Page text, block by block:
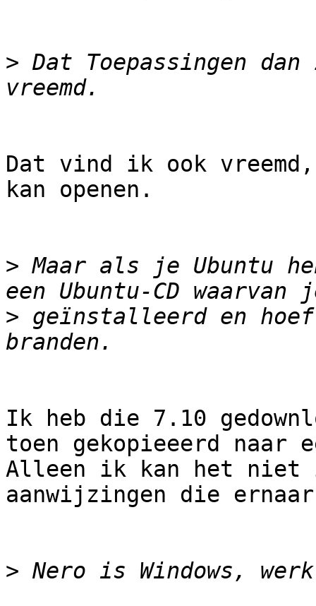
> Dat Toepassingen
Dat vind ik ook
kan openen.
> Maar als je Ubuntu
> geïnstalleerd en
Ik heb die 7.10
toen gekopieeerd naar
Alleen ik kan het
aanwijzingen die
>